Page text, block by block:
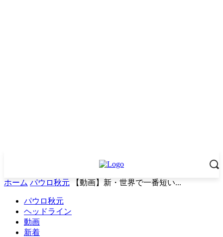
ホーム パウロ秋元 【動画】新・世界で一番短い...
パウロ秋元
ヘッドライン
動画
新着